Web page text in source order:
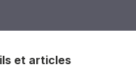
et articles